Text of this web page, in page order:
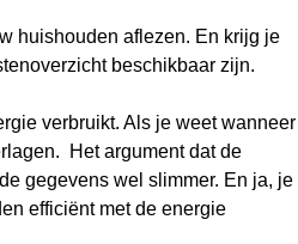
huishouden aflezen. En krijg je
beschikbaar zijn.
verbruikt. Als je weet wanneer
Het argument dat de
gegevens wel slimmer. En ja, je
efficiënt met de energie